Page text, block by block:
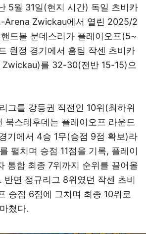
5월 31일(현지 시간) 독일 츠비카
Arena Zwickau에서 열린 2025/2
드볼 분데스리가 플레이오프(5~
원정 경기에서 홈팀 작센 츠비카
Zwickau)를 32-30(전반 15-15)으
그를 강등권 직전인 10위(최하위
북스테후데는 플레이오프 라운드
기에서 4승 1무(승점 9점 확보)라
펼치며 승점 11점을 기록, 플레이
통합 최종 7위까지 순위를 끌어올
반면 정규리그 8위였던 작센 츠비
승점 6점에 그치며 최종 10위로
쳤다.